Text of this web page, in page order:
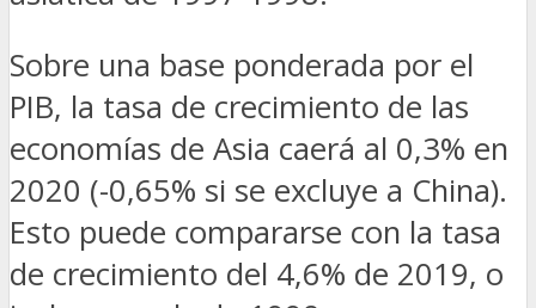
Sobre una base ponderada por el
PIB, la tasa de crecimiento de las
economías de Asia caerá al 0,3% en
2020 (-0,65% si se excluye a China).
Esto puede compararse con la tasa
de crecimiento del 4,6% de 2019, o